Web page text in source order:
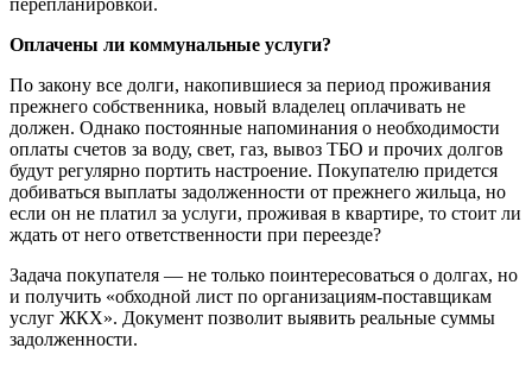
Оплачены ли коммунальные услуги?
По закону все долги, накопившиеся за период проживания
прежнего собственника, новый владелец оплачивать не
должен. Однако постоянные напоминания о необходимости
оплаты счетов за воду, свет, газ, вывоз ТБО и прочих долгов
будут регулярно портить настроение. Покупателю придется
добиваться выплаты задолженности от прежнего жильца, но
если он не платил за услуги, проживая в квартире, то стоит ли
ждать от него ответственности при переезде?
Задача покупателя — не только поинтересоваться о долгах, но
и получить «обходной лист по организациям-поставщикам
услуг ЖКХ». Документ позволит выявить реальные суммы
задолженности.